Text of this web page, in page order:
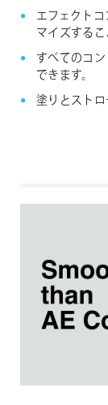
エフェクト
マイズするこ
すべてのコ
できます。
塗りとストロ